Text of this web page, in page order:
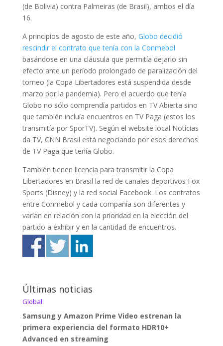
(de Bolivia) contra Palmeiras (de Brasil), ambos el día
16.
A principios de agosto de este año, Globo decidió
rescindir el contrato que tenía con la Conmebol
basándose en una cláusula que permitía dejarlo sin
efecto ante un período prolongado de paralización del
torneo (la Copa Libertadores está suspendida desde
marzo por la pandemia). Pero el acuerdo que tenía
Globo no sólo comprendía partidos en TV Abierta sino
que también incluía encuentros en TV Paga (estos los
transmitía por SporTV). Según el website local Notícias
da TV, CNN Brasil está negociando por esos derechos
de TV Paga que tenía Globo.
También tienen licencia para transmitir la Copa
Libertadores en Brasil la red de canales deportivos Fox
Sports (Disney) y la red social Facebook. Los contratos
entre Conmebol y cada compañía son diferentes y
varían en relación con la prioridad en la elección del
partido a exhibir y en la cantidad de encuentros.
Últimas noticias
Global:
Samsung y Amazon Prime Video estrenan la
primera experiencia del formato HDR10+
Advanced en streaming